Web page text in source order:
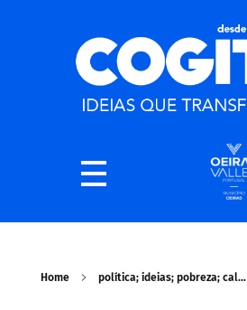
Home política; ideias; pobreza; cal...